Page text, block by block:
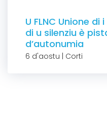
U FLNC Unione
di u silenziu è
d’autonumia
6 d'aostu | Corti